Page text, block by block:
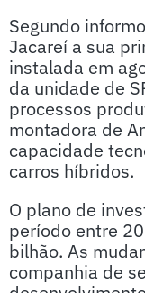
Segundo
Jacareí a sua
instalada em
da unidade de
processos
montadora de
capacidade
carros híbridos.
O plano de
período entre
bilhão. As
companhia de